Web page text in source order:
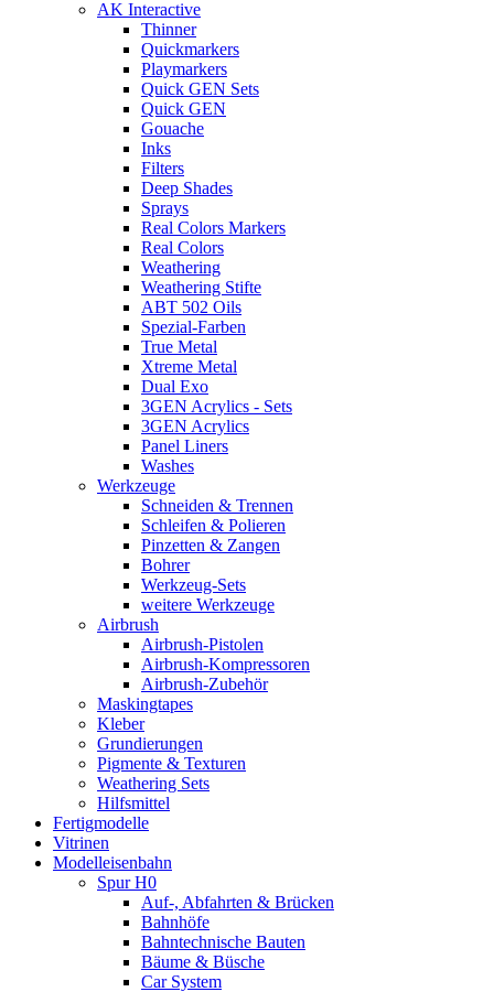
AK Interactive
Thinner
Quickmarkers
Playmarkers
Quick GEN Sets
Quick GEN
Gouache
Inks
Filters
Deep Shades
Sprays
Real Colors Markers
Real Colors
Weathering
Weathering Stifte
ABT 502 Oils
Spezial-Farben
True Metal
Xtreme Metal
Dual Exo
3GEN Acrylics - Sets
3GEN Acrylics
Panel Liners
Washes
Werkzeuge
Schneiden & Trennen
Schleifen & Polieren
Pinzetten & Zangen
Bohrer
Werkzeug-Sets
weitere Werkzeuge
Airbrush
Airbrush-Pistolen
Airbrush-Kompressoren
Airbrush-Zubehör
Maskingtapes
Kleber
Grundierungen
Pigmente & Texturen
Weathering Sets
Hilfsmittel
Fertigmodelle
Vitrinen
Modelleisenbahn
Spur H0
Auf-, Abfahrten & Brücken
Bahnhöfe
Bahntechnische Bauten
Bäume & Büsche
Car System